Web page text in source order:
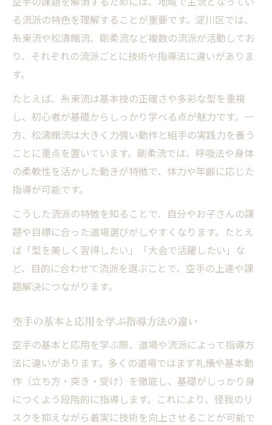
る流派の特色を理解することが重要です。淀川区では、
糸東流や松濤館流、剛柔流など複数の流派が活動してお
り、それぞれの流派ごとに技術や指導法に違いがありま
す。
たとえば、糸東流は基本技の正確さや多彩な型を重視
し、初心者が基礎からしっかり学べる点が魅力です。一
方、松濤館流は大きく力強い動作と組手の実践力を養う
ことに重点を置いています。剛柔流では、呼吸法や身体
の柔軟性を活かした動きが特徴で、体力や年齢に応じた
指導が可能です。
こうした流派の特徴を知ることで、自分やお子さんの課
題や目標に合った道場選びがしやすくなります。たとえ
ば「型を美しく習得したい」「大会で活躍したい」な
ど、目的に合わせて流派を選ぶことで、空手の上達や課
題解決につながります。
空手の基本と応用を学ぶ指導方法の違い
空手の基本と応用を学ぶ際、道場や流派によって指導方
法に違いがあります。多くの道場ではまず礼儀や基本動
作（立ち方・突き・受け）を徹底し、基礎がしっかり身
につくよう段階的に指導します。これにより、怪我のリ
スクを抑えながら着実に技術を向上させることが可能で